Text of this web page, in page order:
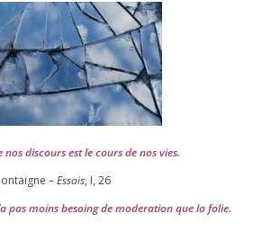
dis­cours est le cours de nos vies.
–Essais, I, 26
pas moins besoing de mode­ra­tion que la folie.